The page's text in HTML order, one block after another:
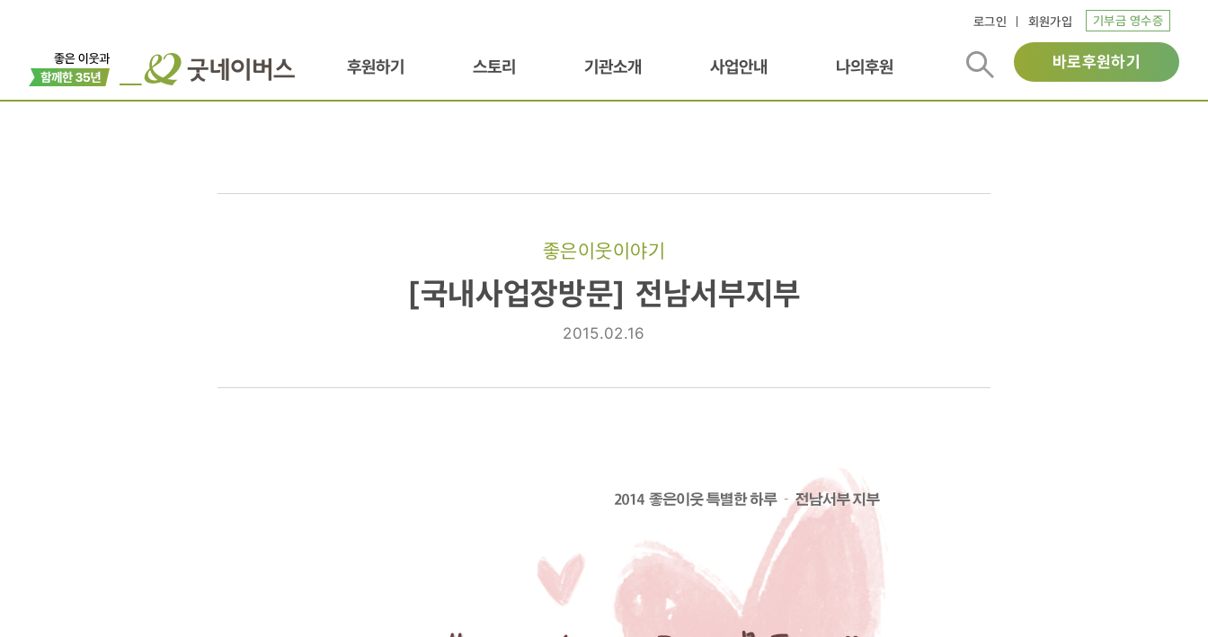
로그인 회원가입 기부금 영수증
후원하기 스토리 기관소개 사업안내 나의후원 바로후원하기
좋은이웃이야기
[국내사업장방문][국내사업장방문] 전남서부지부
2015.02.16